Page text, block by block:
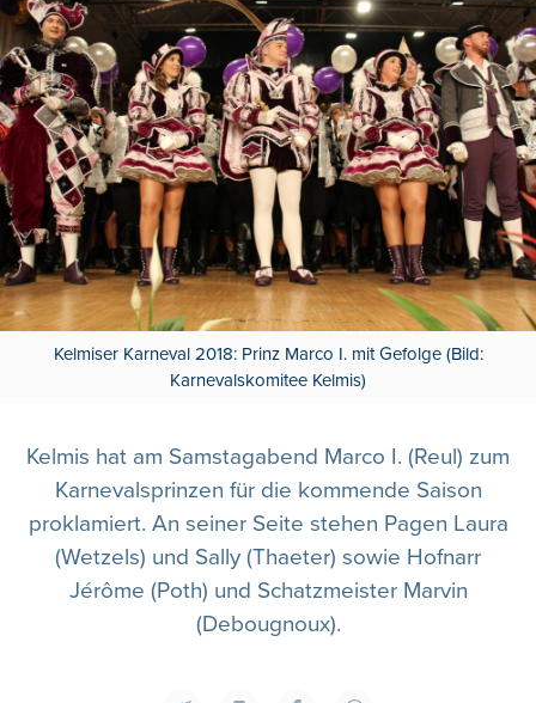
Kelmiser Karneval 2018: Prinz Marco I. mit Gefolge (Bild:
Karnevalskomitee Kelmis)
Kelmis hat am Samstagabend Marco I. (Reul) zum
Karnevalsprinzen für die kommende Saison
proklamiert. An seiner Seite stehen Pagen Laura
(Wetzels) und Sally (Thaeter) sowie Hofnarr
Jérôme (Poth) und Schatzmeister Marvin
(Debougnoux).